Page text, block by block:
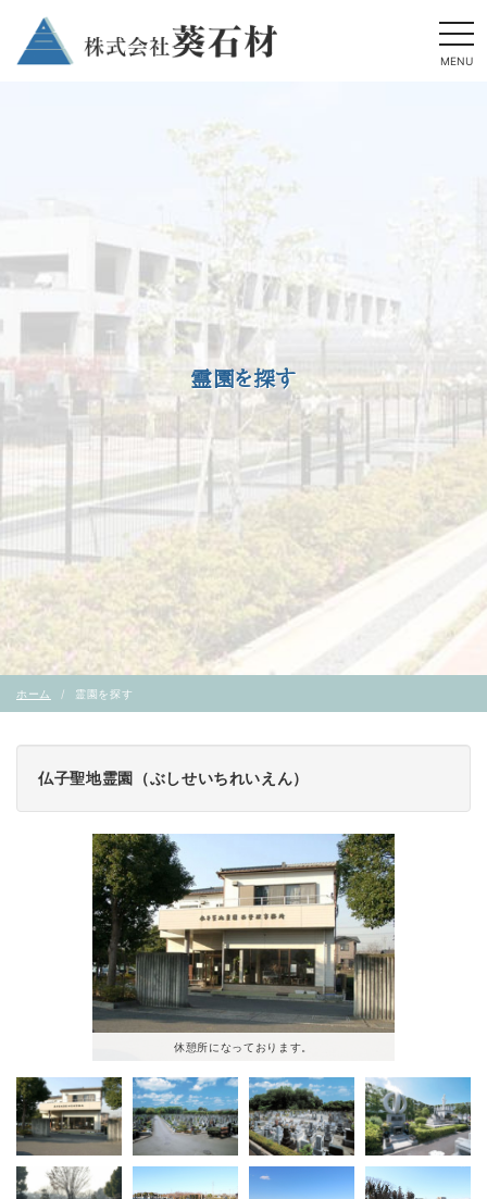
MENU
霊園を探す
ホーム 霊園を探す
仏子聖地霊園（ぶしせいちれいえん）
休憩所になっております。